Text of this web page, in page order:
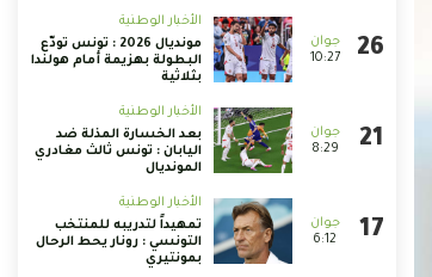
10:27
الأخبار الوطنية
مونديال 2026 : تونس تودّع
البطولة بهزيمة أمام هولندا
بثلاثية
8:29
الأخبار الوطنية
بعد الخسارة المذلة ضد
اليابان : تونس ثالث مغادري
المونديال
6:12
الأخبار الوطنية
تمهيداً لتدريبه للمنتخب
التونسي : رونار يحط الرحال
بمونتيري